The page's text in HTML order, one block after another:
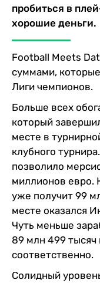
пробиться в
хорошие деньги.
Football Meets
суммами,
Лиги чемпионов.
Больше всех
который
месте в
клубного
позволило
миллионов евро.
уже получит 99
месте оказался
Чуть меньше
89 млн 499
соответственно.
Солидный